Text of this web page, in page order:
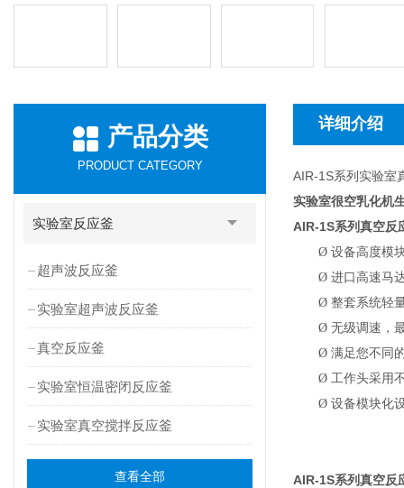
产品分类
PRODUCT CATEGORY
实验室反应釜
超声波反应釜
实验室超声波反应釜
真空反应釜
实验室恒温密闭反应釜
实验室真空搅拌反应釜
查看全部
详细介绍
AIR-1S系列实验室
实验室很空乳化机
AIR-1S系列真空反
Ø 设备高度模
Ø 进口高速马
Ø 整套系统轻
Ø 无级调速，
Ø 满足您不同
Ø 工作头采用
Ø 设备模块化
AIR-1S系列真空反